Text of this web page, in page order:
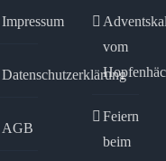
Impressum
Datenschutzerklärung
AGB
vom
Feiern
beim